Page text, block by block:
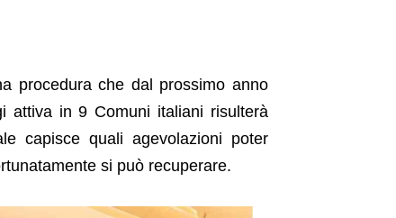
procedura che dal prossimo anno
attiva in 9 Comuni italiani risulterà
capisce quali agevolazioni poter
si può recuperare.